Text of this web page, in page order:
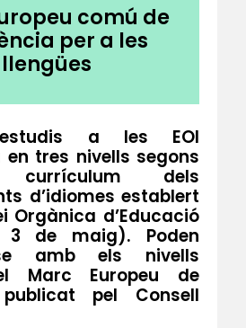
comú de
per a les
llengües
a les EOI
en tres nivells segons
dels
d’idiomes establert
Orgànica d’Educació
3 de maig). Poden
amb els nivells
Marc Europeu de
publicat pel Consell